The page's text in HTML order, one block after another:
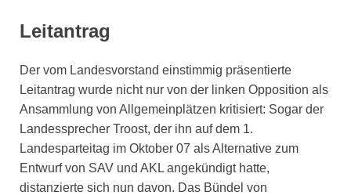
Leitantrag
Der vom Landesvorstand einstimmig präsentierte
Leitantrag wurde nicht nur von der linken Opposition als
Ansammlung von Allgemeinplätzen kritisiert: Sogar der
Landessprecher Troost, der ihn auf dem 1.
Landesparteitag im Oktober 07 als Alternative zum
Entwurf von SAV und AKL angekündigt hatte,
distanzierte sich nun davon. Das Bündel von